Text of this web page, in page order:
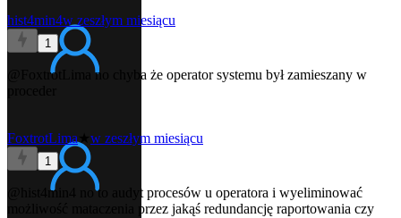
hist4min4w zeszłym miesiącu
1
@FoxtrotLima
no chyba że operator systemu był zamieszany w
FoxtrotLima★ w zeszłym miesiącu
1
@hist4min4
no to audyt procesów u operatora i wyeliminować
możliwość mataczenia przez jakąś redundancję raportowania czy